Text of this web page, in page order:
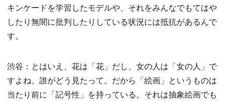
キンケードを学習したモデルや、それをみんなでもてはや
したり無闇に批判したりしている状況には抵抗があるんで
す。
渋谷：とはいえ、花は「花」だし、女の人は「女の人」で
すよね、誰がどう見たって。だから「絵画」というものは
当たり前に「記号性」を持っている。それは抽象絵画でも